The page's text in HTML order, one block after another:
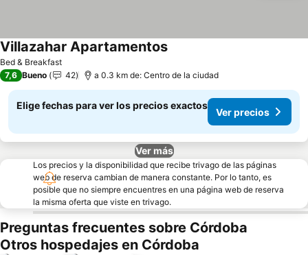
Bed & Breakfast
Villazahar ApartamentosVer precios
7,6 Bueno 42 a 0.3 km de: Centro de la ciudad
Elige fechas para ver los precios exactos
Ver precios
Ver más
Los precios y la disponibilidad que recibe trivago de las páginas
web de reserva cambian de manera constante. Por lo tanto, es
posible que no siempre encuentres en una página web de reserva
la misma oferta que viste en trivago.
Preguntas frecuentes sobre Córdoba
Otros hospedajes en Córdoba